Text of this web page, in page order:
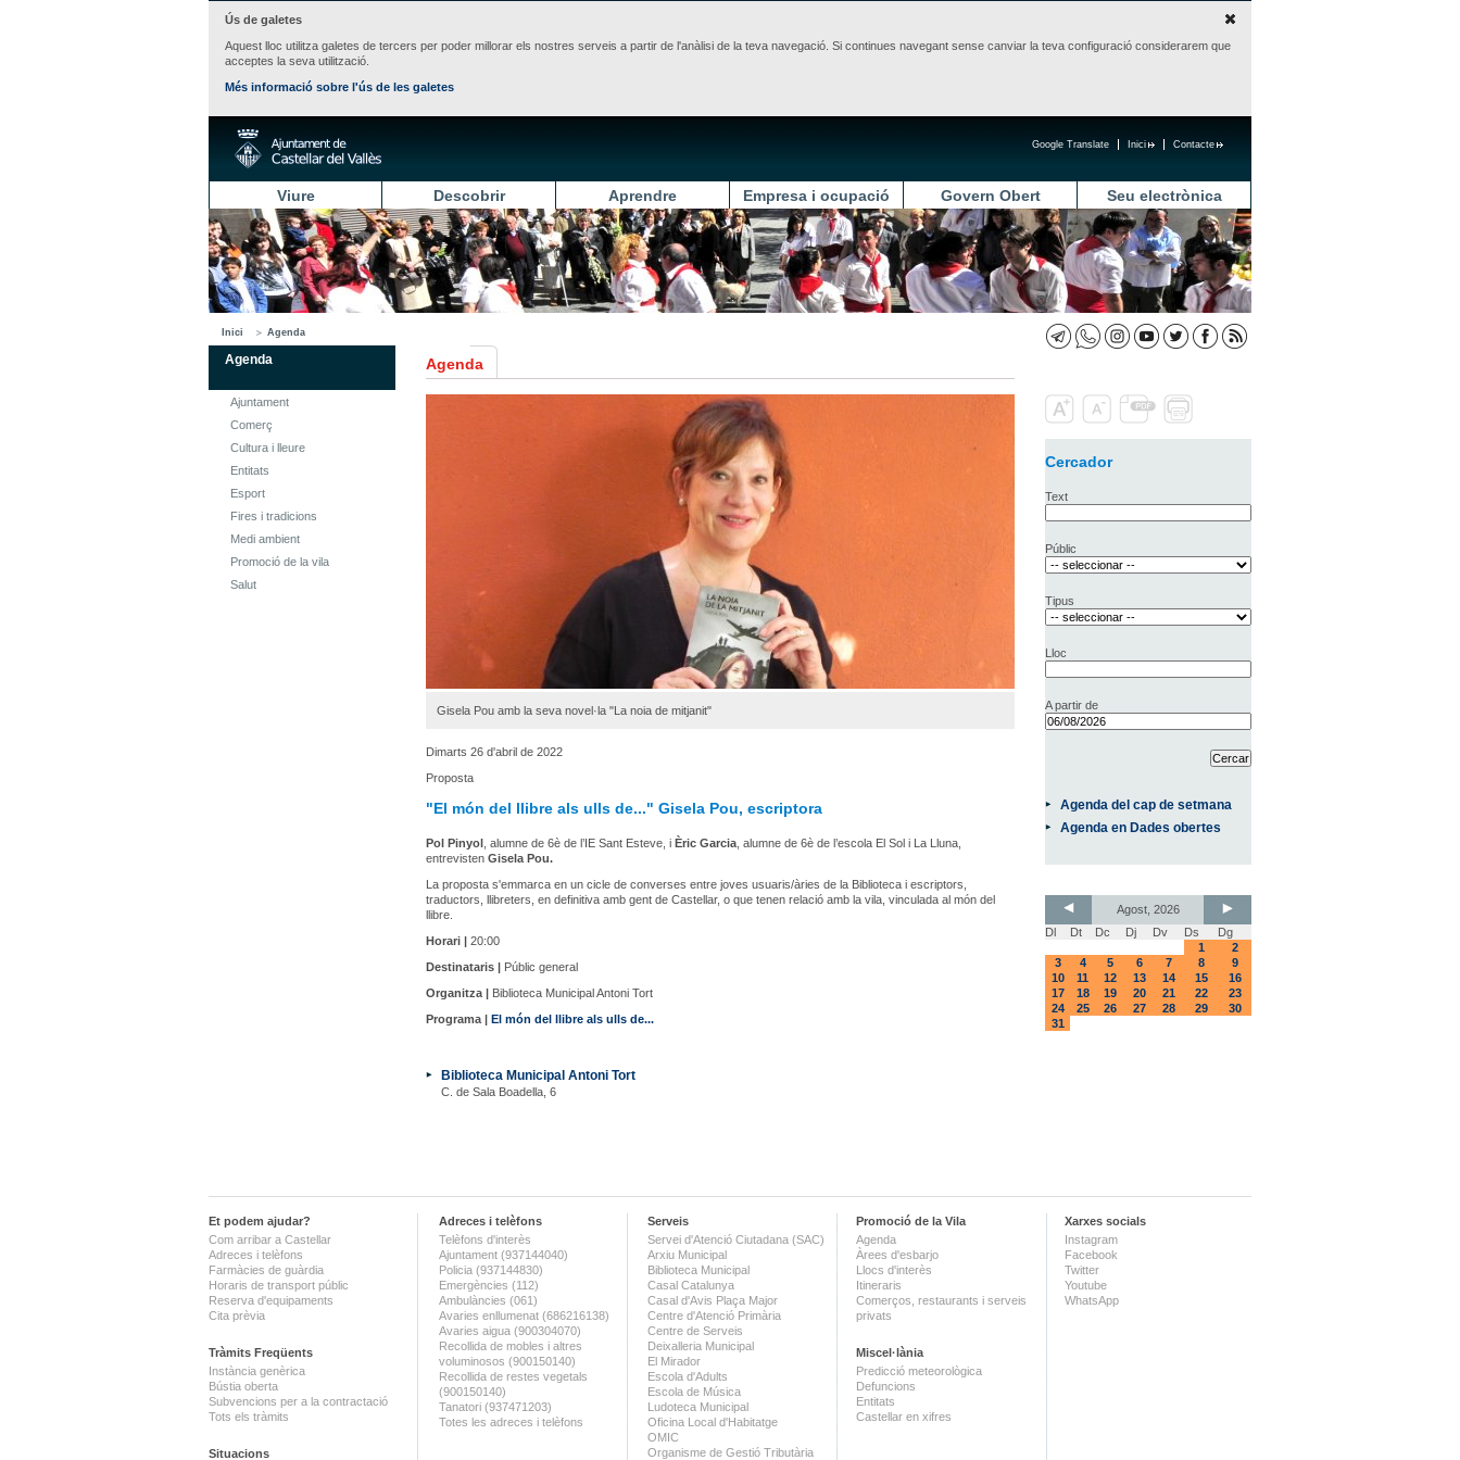
Ús de galetes
Aquest lloc utilitza galetes de tercers per poder millorar els nostres serveis a partir de l'anàlisi de la teva navegació. Si continues navegant sense canviar la teva configuració considerarem que
acceptes la seva utilització.
Més informació sobre l'ús de les galetes
Contacte
Inici
Google Translate
Viure Descobrir Aprendre Empresa i ocupació Govern Obert Seu electrònica
Inici Agenda
Agenda
Ajuntament
Comerç
Cultura i lleure
Entitats
Esport
Fires i tradicions
Medi ambient
Promoció de la vila
Salut
Agenda
Gisela Pou amb la seva novel·la "La noia de mitjanit"
Dimarts 26 d'abril de 2022
Proposta
"El món del llibre als ulls de..." Gisela Pou, escriptora
Pol Pinyol , alumne de 6è de l’IE Sant Esteve, i Èric Garcia , alumne de 6è de l’escola El Sol i La Lluna,
entrevisten Gisela Pou.
La proposta s'emmarca en un cicle de converses entre joves usuaris/àries de la Biblioteca i escriptors,
traductors, llibreters, en definitiva amb gent de Castellar, o que tenen relació amb la vila, vinculada al món del
llibre.
Horari | 20:00
Destinataris | Públic general
Organitza | Biblioteca Municipal Antoni Tort
Programa | El món del llibre als ulls de...
Biblioteca Municipal Antoni Tort
C. de Sala Boadella, 6
Cercador
Text
Públic
Tipus
Lloc
A partir de
Agenda del cap de setmana
Agenda en Dades obertes
Agost, 2026
Dl
Dt Dc Dj Dv Ds
Dg
1
2
3
4 5 6 7 8
9
10
11 12 13 14 15
16
17
18 19 20 21 22
23
24
25 26 27 28 29
30
31
Et podem ajudar?
Com arribar a Castellar
Adreces i telèfons
Farmàcies de guàrdia
Horaris de transport públic
Reserva d'equipaments
Cita prèvia
Tràmits Freqüents
Instància genèrica
Bústia oberta
Subvencions per a la contractació
Tots els tràmits
Situacions
Adreces i telèfons
Telèfons d'interès
Ajuntament (937144040)
Policia (937144830)
Emergències (112)
Ambulàncies (061)
Avaries enllumenat (686216138)
Avaries aigua (900304070)
Recollida de mobles i altres
voluminosos (900150140)
Recollida de restes vegetals
(900150140)
Tanatori (937471203)
Totes les adreces i telèfons
Serveis
Servei d'Atenció Ciutadana (SAC)
Arxiu Municipal
Biblioteca Municipal
Casal Catalunya
Casal d'Avis Plaça Major
Centre d'Atenció Primària
Centre de Serveis
Deixalleria Municipal
El Mirador
Escola d'Adults
Escola de Música
Ludoteca Municipal
Oficina Local d'Habitatge
OMIC
Organisme de Gestió Tributària
Promoció de la Vila
Agenda
Àrees d'esbarjo
Llocs d'interès
Itineraris
Comerços, restaurants i serveis
privats
Miscel·lània
Predicció meteorològica
Defuncions
Entitats
Castellar en xifres
Xarxes socials
Instagram
Facebook
Twitter
Youtube
WhatsApp